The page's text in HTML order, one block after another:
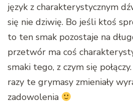
język z charakterystycznym
się nie dziwię. Bo jeśli ktoś
to ten smak pozostaje na
przetwór ma coś
smaki tego, z czym się
razy te grymasy zmieniały
zadowolenia